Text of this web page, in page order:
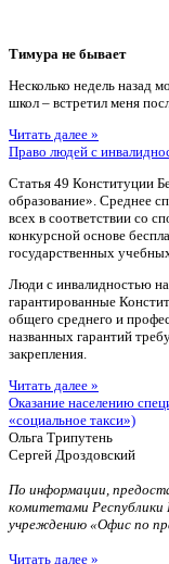
Тимура не бывает
Несколько недель назад
школ – встретил меня
Читать далее »
Право людей с
Статья 49 Конституции
образование». Среднее
всех в соответствии со
конкурсной основе
государственных
Люди с инвалидностью
гарантированные
общего среднего и
названных гарантий
закрепления.
Читать далее »
Оказание населению
«социальное такси»)
Ольга Трипутень
Сергей Дроздовский
По информации,
комитетами Республики
учреждению «Офис по
Читать далее »